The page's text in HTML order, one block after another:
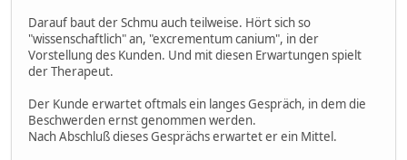
Darauf baut der Schmu auch teilweise. Hört sich so
"wissenschaftlich" an, "excrementum canium", in der
Vorstellung des Kunden. Und mit diesen Erwartungen spielt
der Therapeut.
Der Kunde erwartet oftmals ein langes Gespräch, in dem die
Beschwerden ernst genommen werden.
Nach Abschluß dieses Gesprächs erwartet er ein Mittel.